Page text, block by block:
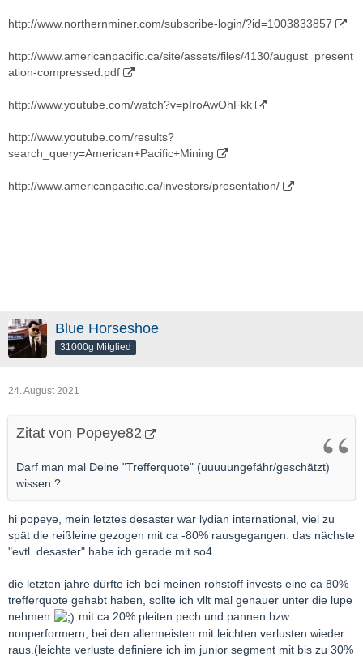
http://www.northernminer.com/subscribe-login/?id=1003833857
http://www.americanpacific.ca/site/assets/files/4130/august_present
ation-compressed.pdf
http://www.youtube.com/watch?v=pIroAwOhFkk
http://www.youtube.com/results?
search_query=American+Pacific+Mining
http://www.americanpacific.ca/investors/presentation/
Blue Horseshoe
31000g Mitglied
24. August 2021
Zitat von Popeye82
Darf man mal Deine "Trefferquote" (uuuuungefähr/geschätzt)
wissen ?
hi popeye, mein letztes desaster war lydian international, viel zu
spät die reißleine gezogen mit ca -80% rausgegangen. das nächste
"evtl. desaster" habe ich gerade mit so4.
die letzten jahre dürfte ich bei meinen rohstoff invests eine ca 80%
trefferquote gehabt haben, sollte ich vllt mal genauer unter die lupe
nehmen
mit ca 20% pleiten pech und pannen bzw
nonperformern, bei den allermeisten mit leichten verlusten wieder
raus.(leichte verluste definiere ich im junior segment mit bis zu 30%